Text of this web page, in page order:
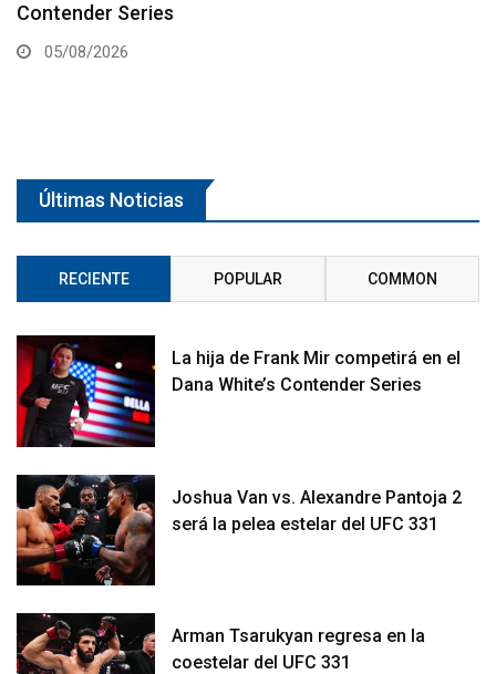
estelar del UFC 331
05/08/2026
Últimas Noticias
RECIENTE POPULAR COMMON
La hija de Frank Mir competirá en el
Dana White’s Contender Series
Joshua Van vs. Alexandre Pantoja 2
será la pelea estelar del UFC 331
Arman Tsarukyan regresa en la
coestelar del UFC 331